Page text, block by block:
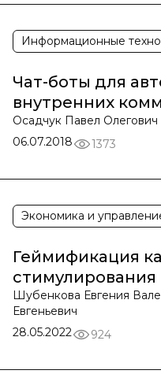
Информационные
Чат-боты для
внутренних
Осадчук Павел Олегович
06.07.2018
1373
Экономика и
Геймификация
стимулирования
Шубенкова Евгения
Евгеньевич
28.05.2022
924